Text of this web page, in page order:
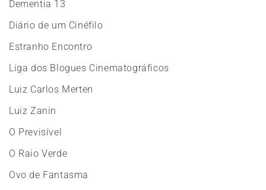
Dementia 13
Diário de um Cinéfilo
Estranho Encontro
Liga dos Blogues Cinematográficos
Luiz Carlos Merten
Luiz Zanin
O Previsível
O Raio Verde
Ovo de Fantasma